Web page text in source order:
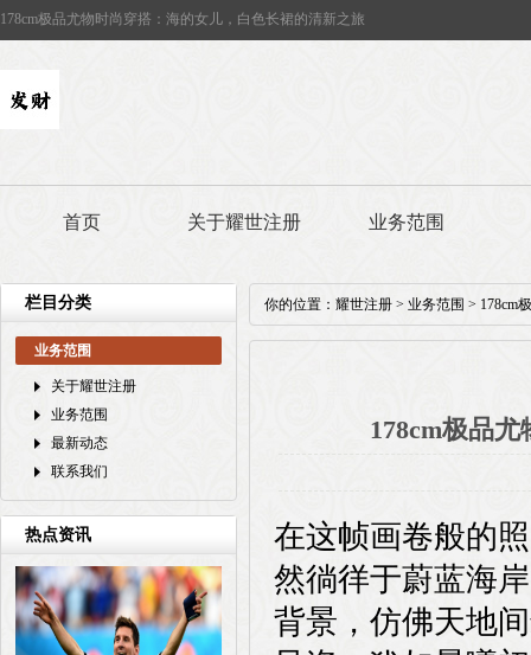
178cm极品尤物时尚穿搭：海的女儿，白色长裙的清新之旅
首页 关于耀世注册 业务范围
栏目分类
业务范围
关于耀世注册
业务范围
最新动态
联系我们
热点资讯
你的位置： 耀世注册 > 业务范围 > 178cm
178cm极品
在这帧画卷般的
然徜徉于蔚蓝海
背景，仿佛天地